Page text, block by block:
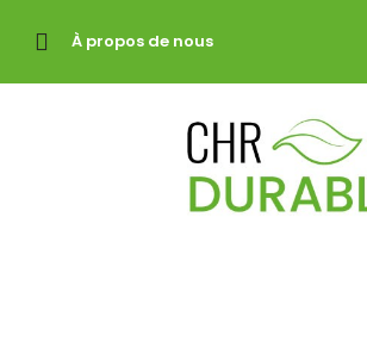
À propos de nous